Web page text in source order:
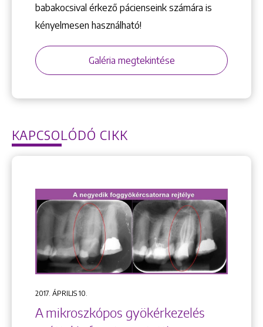
babakocsival érkező pácienseink számára is
kényelmesen használható!
Galéria megtekintése
KAPCSOLÓDÓ CIKK
2017. ÁPRILIS 10.
A mikroszkópos gyökérkezelés